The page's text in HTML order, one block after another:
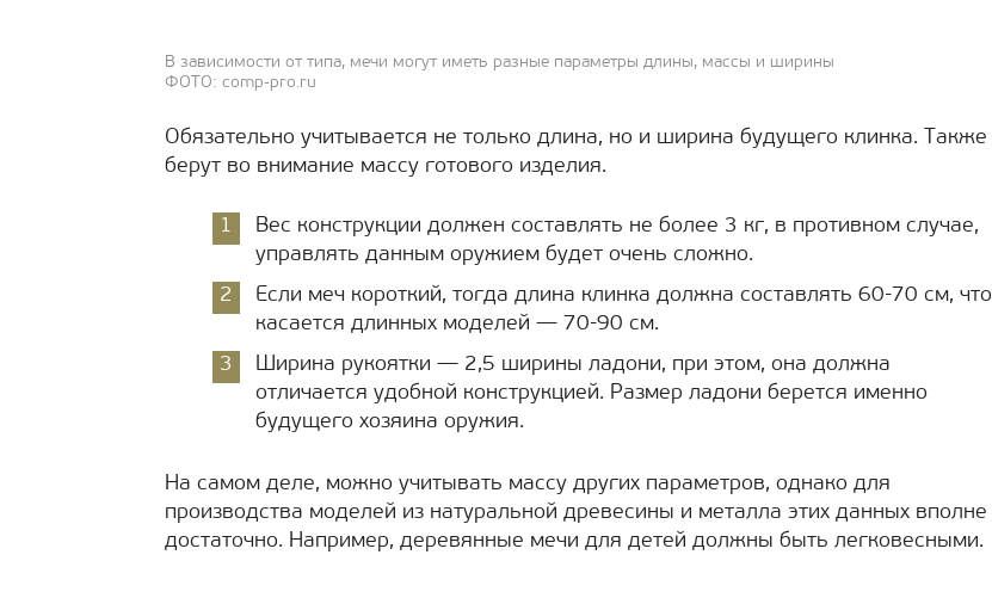
В зависимости от типа, мечи могут иметь разные параметры длины, массы и ширины
ФОТО: comp-pro.ru
Обязательно учитывается не только длина, но и ширина будущего клинка. Также
берут во внимание массу готового изделия.
Вес конструкции должен составлять не более 3 кг, в противном случае,
управлять данным оружием будет очень сложно.
Если меч короткий, тогда длина клинка должна составлять 60-70 см, что
касается длинных моделей — 70-90 см.
Ширина рукоятки — 2,5 ширины ладони, при этом, она должна
отличается удобной конструкцией. Размер ладони берется именно
будущего хозяина оружия.
На самом деле, можно учитывать массу других параметров, однако для
производства моделей из натуральной древесины и металла этих данных вполне
достаточно. Например, деревянные мечи для детей должны быть легковесными.